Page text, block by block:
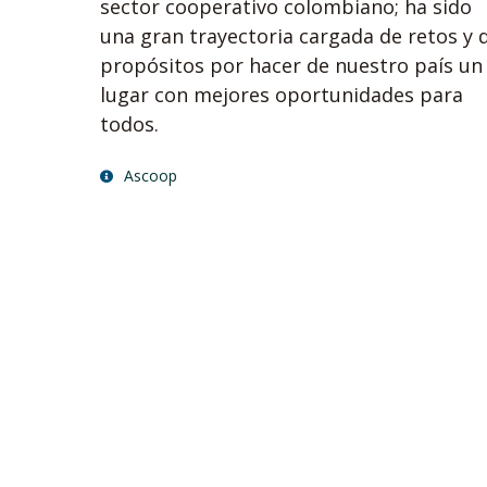
sector cooperativo colombiano; ha sido
una gran trayectoria cargada de retos y
propósitos por hacer de nuestro país un
lugar con mejores oportunidades para
todos.
Ascoop